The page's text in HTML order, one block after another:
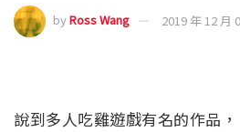
byRoss Wang 2019 年 12 月
說到多人吃雞遊戲有名的作品